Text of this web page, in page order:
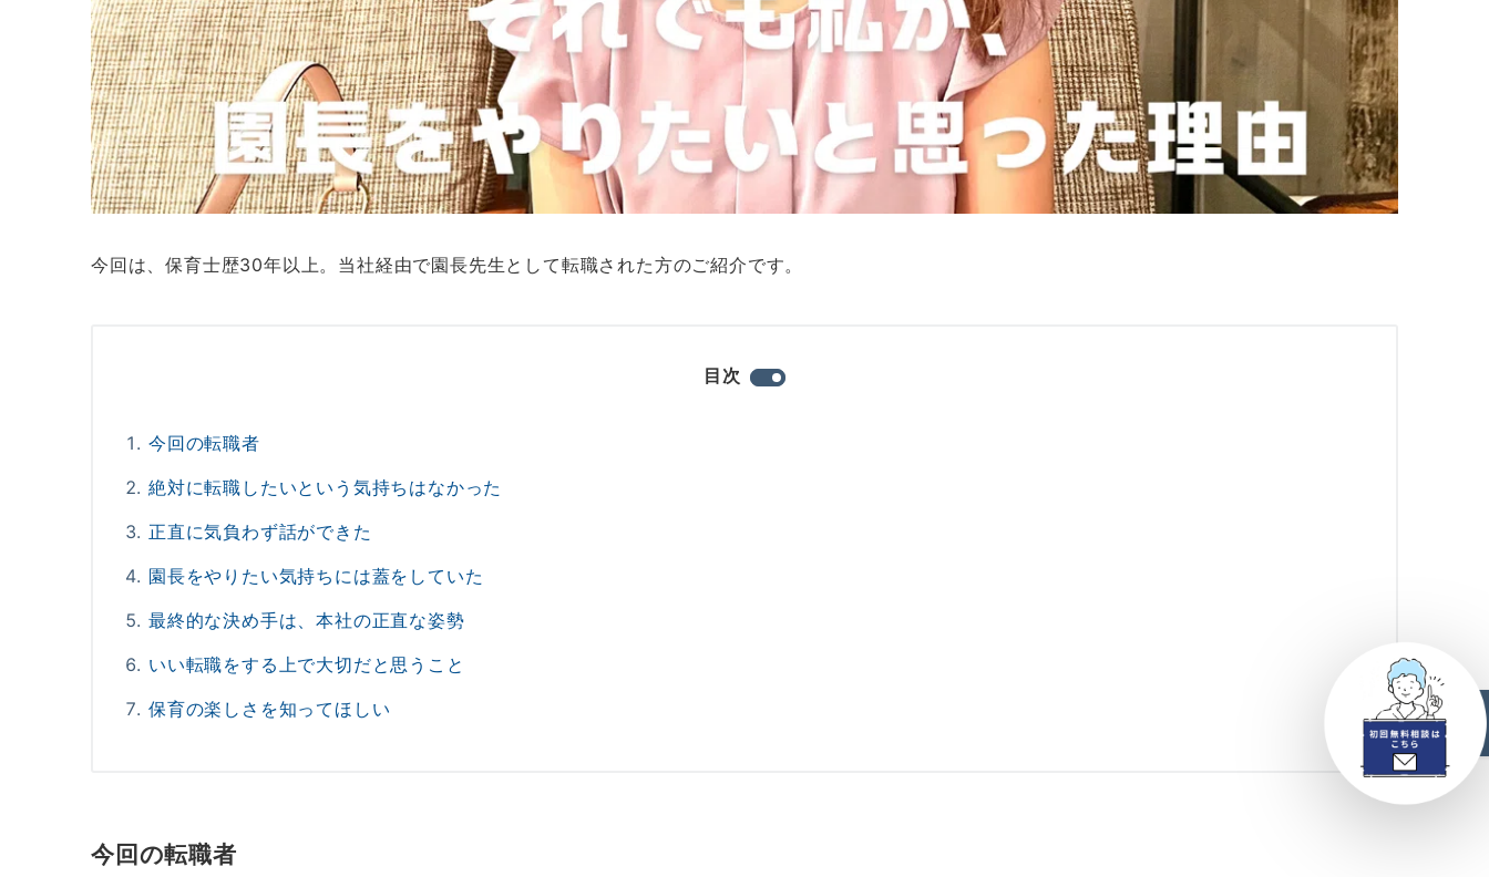
今回は、保育士歴30年以上。当社経由で園長先生として転職された方のご紹介です。
目次
今回の転職者
絶対に転職したいという気持ちはなかった
正直に気負わず話ができた
園長をやりたい気持ちには蓋をしていた
最終的な決め手は、本社の正直な姿勢
いい転職をする上で大切だと思うこと
保育の楽しさを知ってほしい
今回の転職者